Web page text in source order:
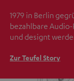
1979 in Berlin
bezahlbare
und designt
Zur Teufel Story